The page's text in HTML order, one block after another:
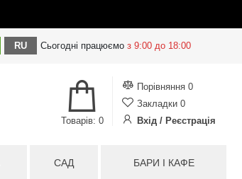
RU Сьогодні працюємо з 9:00 до 18:00
Порівняння 0
Закладки 0
Вхід / Реєстрація
Товарів: 0
САД БАРИ І КАФЕ